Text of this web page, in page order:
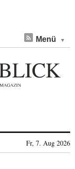
Menü
Fr, 7. Aug 2026